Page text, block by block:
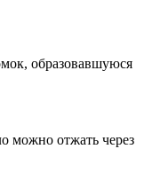
образовавшуюся
можно отжать через